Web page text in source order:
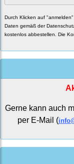
Durch Klicken auf
Daten gemäß der
kostenlos abbestellen. Die
Gerne kann auch
per E-Mail (